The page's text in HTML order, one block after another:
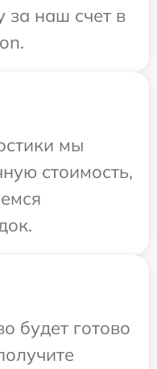
за наш счет в
мы
стоимость,
будет готово